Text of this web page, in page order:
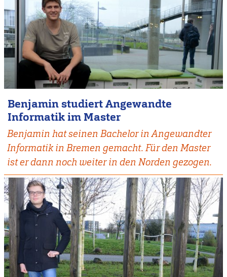
Benjamin studiert Angewandte
Informatik im Master
Benjamin hat seinen Bachelor in Angewandter
Informatik in Bremen gemacht. Für den Master
ist er dann noch weiter in den Norden gezogen.